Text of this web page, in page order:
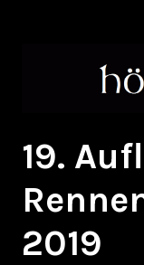
19.
2019